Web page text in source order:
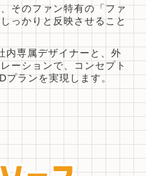
そのファン特有の「ファ
っかりと反映させること
内専属デザイナーと、外
ーションで、コンセプト
プランを実現します。